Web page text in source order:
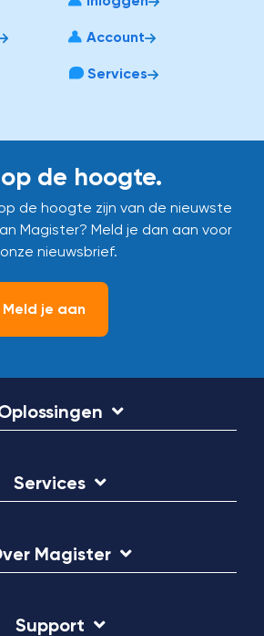
Account
Services
de hoogte.
de hoogte zijn van de nieuwste
Magister? Meld je dan aan voor
onze nieuwsbrief.
Meld je aan
Services
Magister
Support